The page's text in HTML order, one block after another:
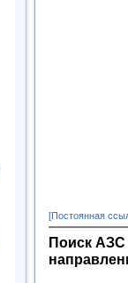
[Постоянная
Поиск АЗС